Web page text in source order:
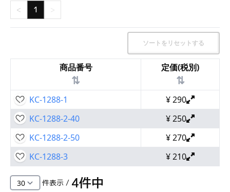
断熱・ライト・ラック
FD・FE
< 1 >
ソートをリセットする
商品番号
⇅
定価(税別)
⇅
KC-1288-1 ¥290
KC-1288-2-40
¥250
KC-1288-2-50
¥270
KC-1288-3
¥210
件表示 / 4件中